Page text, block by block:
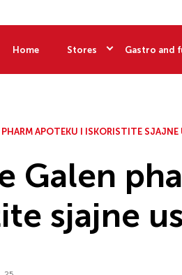
Home Stores Gastro and
APOTEKU I ISKORISTITE SJAJNE
Galen
sjajne